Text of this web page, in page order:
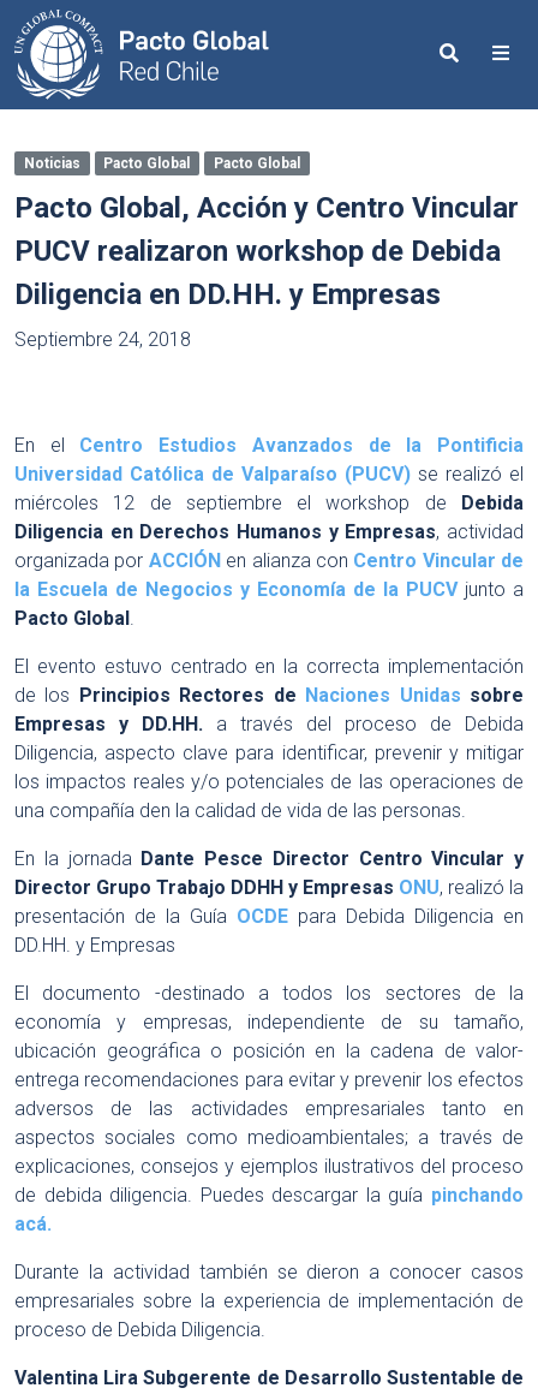
Search
Noticias Pacto Global Pacto Global
Pacto Global, Acción y Centro Vincular
PUCV realizaron workshop de Debida
Diligencia en DD.HH. y Empresas
Septiembre 24, 2018
En el Centro Estudios Avanzados de la Pontificia
Universidad Católica de Valparaíso (PUCV) se realizó el
miércoles 12 de septiembre el workshop de Debida
Diligencia en Derechos Humanos y Empresas, actividad
organizada por ACCIÓNen alianza con Centro Vincular de
la Escuela de Negocios y Economía de la PUCVjunto a
Pacto Global.
El evento estuvo centrado en la correcta implementación
de los Principios Rectores de Naciones Unidas sobre
Empresas y DD.HH. a través del proceso de Debida
Diligencia, aspecto clave para identificar, prevenir y mitigar
los impactos reales y/o potenciales de las operaciones de
una compañía den la calidad de vida de las personas.
En la jornada Dante Pesce Director Centro Vincular y
Director Grupo Trabajo DDHH y Empresas ONU, realizó la
presentación de la Guía OCDE para Debida Diligencia en
DD.HH. y Empresas
El documento -destinado a todos los sectores de la
economía y empresas, independiente de su tamaño,
ubicación geográfica o posición en la cadena de valor-
entrega recomendaciones para evitar y prevenir los efectos
adversos de las actividades empresariales tanto en
aspectos sociales como medioambientales; a través de
explicaciones, consejos y ejemplos ilustrativos del proceso
de debida diligencia. Puedes descargar la guía pinchando
acá.
Durante la actividad también se dieron a conocer casos
empresariales sobre la experiencia de implementación de
proceso de Debida Diligencia.
Valentina Lira Subgerente de Desarrollo Sustentable de